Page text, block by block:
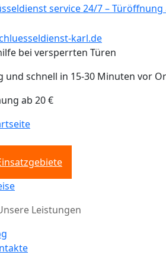
karl.de
bei versperrten Türen
und schnell in 15-30 Minuten vor
ab 20 €
Leistungen